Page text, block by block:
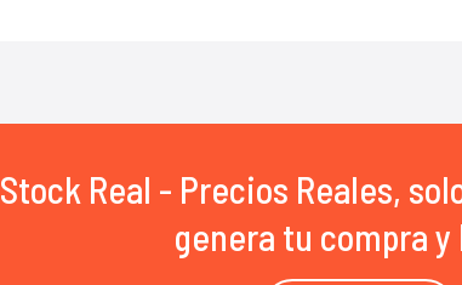
Stock Real - Precios Reales,
genera tu compra